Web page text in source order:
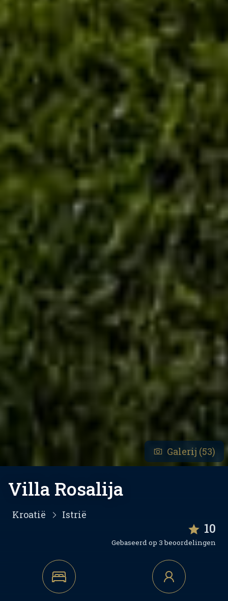
Galerij (53)
Villa Rosalija
Kroatië Istrië
10
Gebaseerd op 3 beoordelingen